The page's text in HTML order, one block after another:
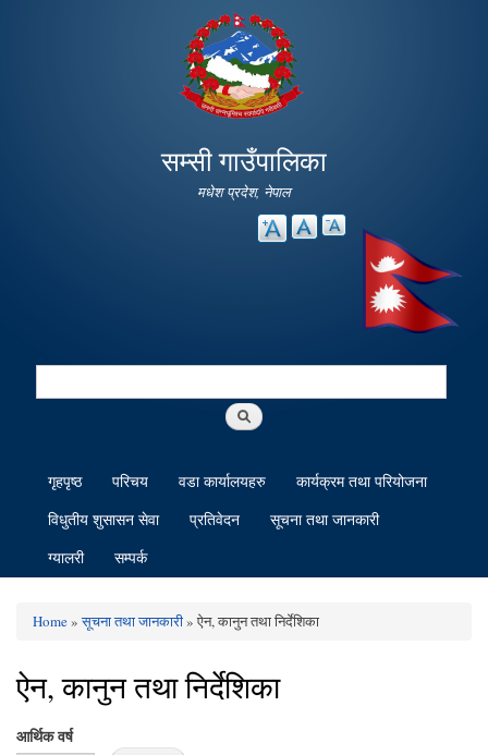
main
content
सम्सी गाउँपालिका
मधेश प्रदेश, नेपाल
Search
गृहपृष्ठ परिचय वडा कार्यालयहरु
कार्यक्रम तथा परियोजना
विधुतीय शुसासन सेवा
प्रतिवेदन
सूचना तथा जानकारी
ग्यालरी
सम्पर्क
You are here
Home»सूचना तथा जानकारी» ऐन, कानुन तथा निर्देशिका
ऐन, कानुन तथा निर्देशिका
आर्थिक वर्ष